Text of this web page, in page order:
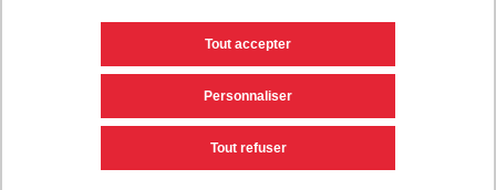
Tout accepter
Tout refuser
Personnaliser
Mentions légales
Personnaliser les cookies Plan du site